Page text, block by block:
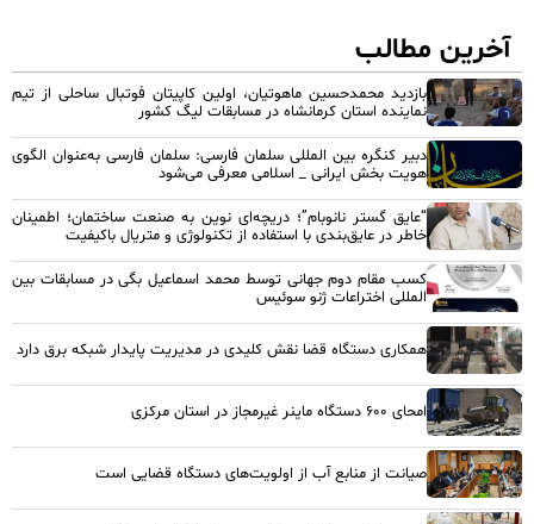
آخرین مطالب
بازدید محمدحسین ماهوتیان، اولین کاپیتان فوتبال ساحلی از تیم
نماینده استان کرمانشاه در مسابقات لیگ کشور
دبیر کنگره بین المللی سلمان فارسی: سلمان فارسی به‌عنوان الگوی
هویت بخش ایرانی _ اسلامی معرفی می‌شود
“عایق گستر نانوبام”؛ دریچه‌ای نوین به صنعت ساختمان؛ اطمینان
خاطر در عایق‌بندی با استفاده از تکنولوژی و متریال باکیفیت
کسب مقام دوم جهانی توسط محمد اسماعیل بگی در مسابقات بین
المللی اختراعات ژنو سوئیس
همکاری دستگاه قضا نقش کلیدی در مدیریت پایدار شبکه برق دارد
امحای ۶۰۰ دستگاه ماینر غیرمجاز در استان مرکزی
صیانت از منابع آب از اولویت‌های دستگاه قضایی است